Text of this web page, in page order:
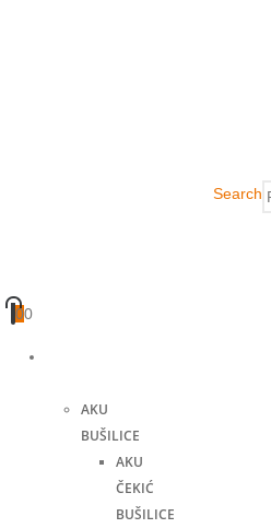
Search
00
AKU
BUŠILICE
AKU
ČEKIĆ
BUŠILICE